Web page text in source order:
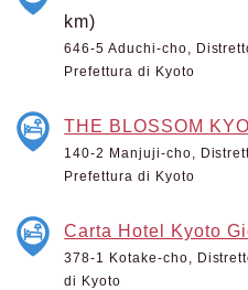
km)
646-5 Aduchi-cho,
Prefettura di Kyoto
THE BLOSSOM
140-2 Manjuji-cho,
Prefettura di Kyoto
Carta Hotel Kyoto
378-1 Kotake-cho,
di Kyoto